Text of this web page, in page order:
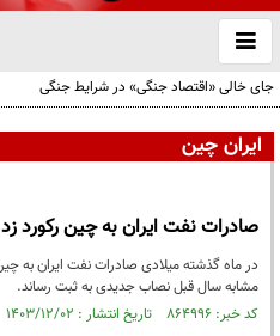
باز
و
جای خالی «اقتصاد جنگی» در شرایط جنگی
ایران چین
صادرات نفت ایران به چین رکورد زد
مشابه سال قبل نصاب جدیدی به ثبت رساند.
کد خبر: ۸۶۴۹۹۶ تاریخ انتشار : ۱۴۰۳/۱۲/۰۲